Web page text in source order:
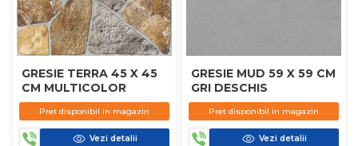
GRESIE TERRA 45 X 45
CM MULTICOLOR
Pret disponibil in magazin
Vezi detalii
GRESIE MUD 59 X 59 CM
GRI DESCHIS
Pret disponibil in magazin
Vezi detalii